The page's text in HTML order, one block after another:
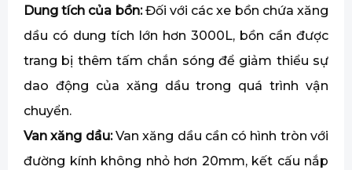
Dung tích của bồn:Đối với các xe bồn chứa xăng
dầu có dung tích lớn hơn 3000L, bồn cần được
trang bị thêm tấm chắn sóng để giảm thiểu sự
dao động của xăng dầu trong quá trình vận
chuyển.
Van xăng dầu:Van xăng dầu cần có hình tròn với
đường kính không nhỏ hơn 20mm, kết cấu nắp